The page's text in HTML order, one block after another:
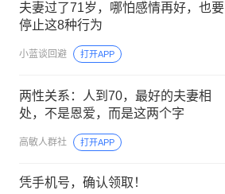
夫妻过了71岁，哪怕感情再好，也要
停止这8种行为
小蓝谈回避 打开APP
两性关系：人到70，最好的夫妻相
处，不是恩爱，而是这两个字
高敏人群社 打开APP
凭手机号，确认领取！